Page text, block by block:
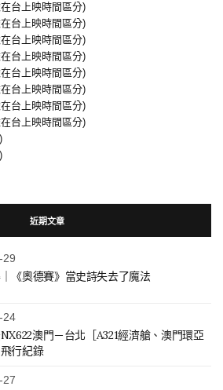
台上映時間區分)
台上映時間區分)
台上映時間區分)
台上映時間區分)
台上映時間區分)
台上映時間區分)
台上映時間區分)
台上映時間區分)
近期文章
29
《奧德賽》當史詩失去了魔法
24
澳門－台北［A321經濟艙、澳門環亞
行紀錄
27